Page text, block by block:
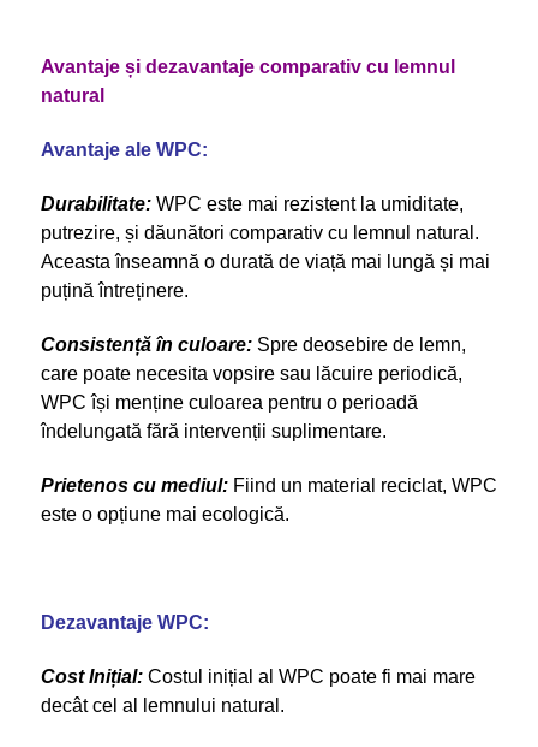
Avantaje și dezavantaje comparativ cu lemnul
natural
Avantaje ale WPC:
Durabilitate:WPC este mai rezistent la umiditate,
putrezire, și dăunători comparativ cu lemnul natural.
Aceasta înseamnă o durată de viață mai lungă și mai
puțină întreținere.
Consistență în culoare:Spre deosebire de lemn,
care poate necesita vopsire sau lăcuire periodică,
WPC își menține culoarea pentru o perioadă
îndelungată fără intervenții suplimentare.
Prietenos cu mediul: Fiind un material reciclat, WPC
este o opțiune mai ecologică.
Dezavantaje WPC:
Cost Inițial: Costul inițial al WPC poate fi mai mare
decât cel al lemnului natural.